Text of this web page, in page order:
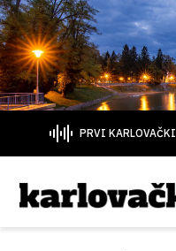
PRVI